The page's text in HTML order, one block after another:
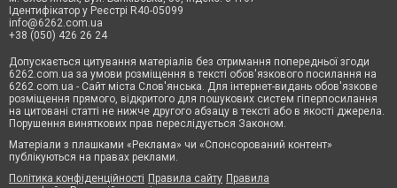
Ідентифікатор у Реєстрі R40-05099
info@6262.com.ua
+38 (050) 426 26 24
Допускається цитування матеріалів без отримання попередньої згоди
6262.com.ua за умови розміщення в тексті обов'язкового посилання на
6262.com.ua - Сайт міста Слов'янська. Для інтернет-видань обов'язкове
розміщення прямого, відкритого для пошукових систем гіперпосилання
на цитовані статті не нижче другого абзацу в тексті або в якості джерела.
Порушення виняткових прав переслідується Законом.
Матеріали з плашками «Реклама» чи «Спонсорований контент»
публікуються на правах реклами.
Політика конфіденційності Правила сайту Правила